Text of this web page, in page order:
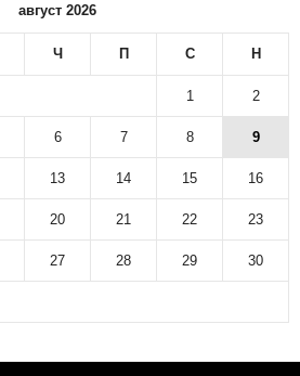
август 2026
Ч П С Н
1 2
6 7 8 9
13 14 15 16
20 21 22 23
27 28 29 30